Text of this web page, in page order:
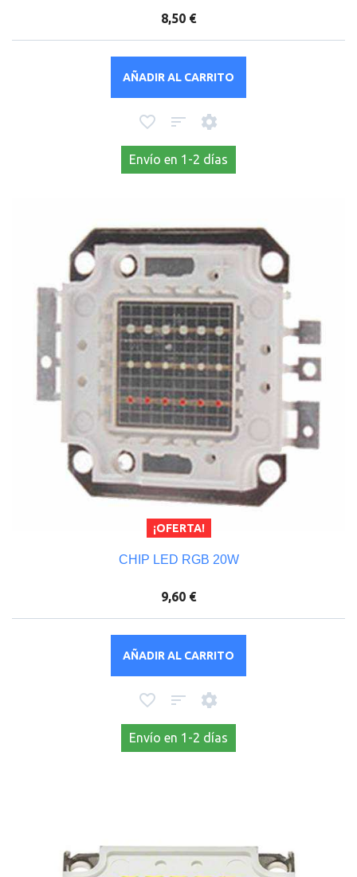
8,50 €
AÑADIR AL CARRITO
Envío en 1-2 días
¡OFERTA!
CHIP LED RGB 20W
9,60 €
AÑADIR AL CARRITO
Envío en 1-2 días